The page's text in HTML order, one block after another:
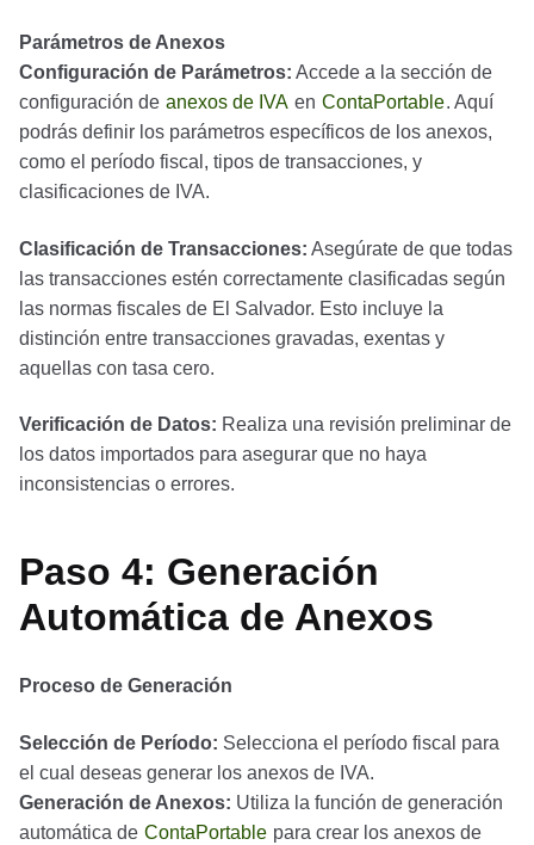
Parámetros de Anexos
Configuración de Parámetros: Accede a la sección de
configuración de anexos de IVA en ContaPortable. Aquí
podrás definir los parámetros específicos de los anexos,
como el período fiscal, tipos de transacciones, y
clasificaciones de IVA.
Clasificación de Transacciones: Asegúrate de que todas
las transacciones estén correctamente clasificadas según
las normas fiscales de El Salvador. Esto incluye la
distinción entre transacciones gravadas, exentas y
aquellas con tasa cero.
Verificación de Datos: Realiza una revisión preliminar de
los datos importados para asegurar que no haya
inconsistencias o errores.
Paso 4: Generación
Automática de Anexos
Proceso de Generación
Selección de Período: Selecciona el período fiscal para
el cual deseas generar los anexos de IVA.
Generación de Anexos: Utiliza la función de generación
automática de ContaPortable para crear los anexos de